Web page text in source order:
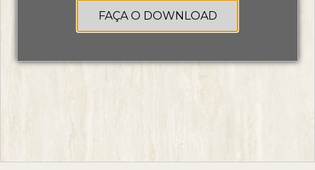
FAÇA O DOWNLOAD